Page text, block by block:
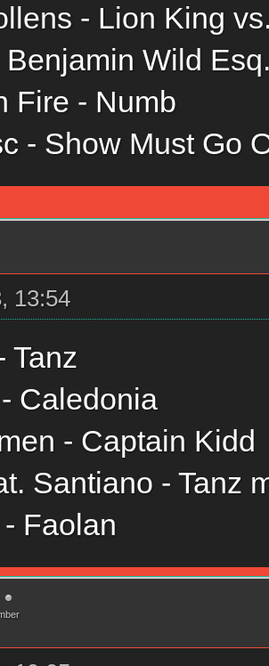
- Lion King
Wild
Fire - Numb
- Show Must Go
13:54
Tanz
Caledonia
- Captain Kidd
Santiano - Tanz
Faolan